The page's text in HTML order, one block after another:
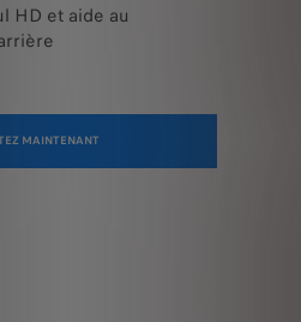
HD et aide au
MAINTENANT